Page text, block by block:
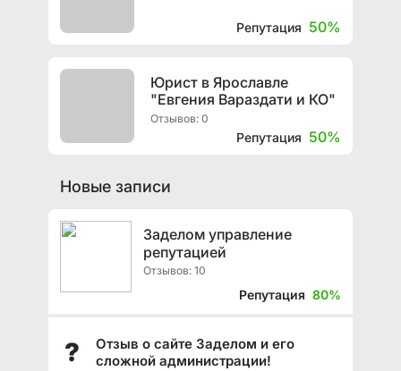
Репутация 50%
Юрист в Ярославле
"Евгения Вараздати и КО"
Отзывов: 0
Репутация 50%
Новые записи
Заделом управление
репутацией
Отзывов: 10
Репутация 80%
?
Отзыв о сайте Заделом и его
сложной администрации!